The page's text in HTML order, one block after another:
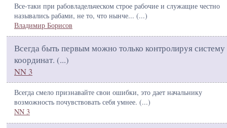
Все-таки при рабовладельческом строе рабочие и служащие честно
назывались рабами, не то, что нынче... (...)
Владимир Борисов
Всегда быть первым можно только контролируя систему
координат. (...)
NN 3
Всегда смело признавайте свои ошибки, это дает начальнику
возможность почувствовать себя умнее. (...)
NN 3